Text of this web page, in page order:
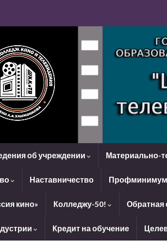
об учреждении Материально-
Наставничество Профминимум
кино» Колледжу-50! Обратная
Кредит на обучение